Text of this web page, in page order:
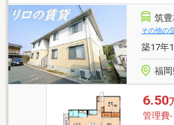
筑
その他の
築17年
福岡
6.50
管理費-